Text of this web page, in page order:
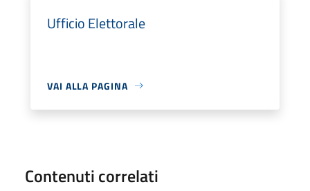
Ufficio Elettorale
VAI ALLA PAGINA
Contenuti correlati